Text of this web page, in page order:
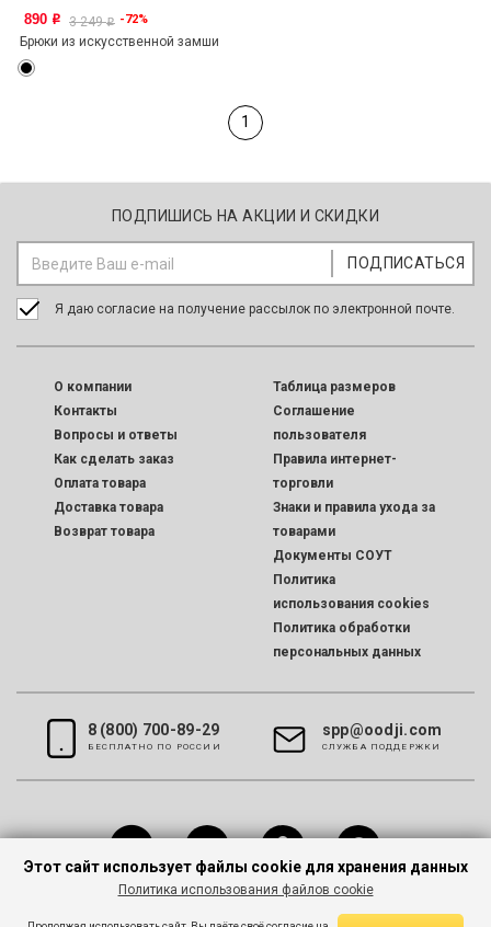
890 o 3 249o -72%
Брюки из искусственной замши
1
ПОДПИШИСЬ НА АКЦИИ И СКИДКИ
Я даю согласие на получение рассылок по электронной почте.
O компании
Контакты
Вопросы и ответы
Как сделать заказ
Оплата товара
Доставка товара
Возврат товара
Таблица размеров
Соглашение
пользователя
Правила интернет-
торговли
Знаки и правила ухода за
товарами
Документы СОУТ
Политика
использования cookies
Политика обработки
персональных данных
8 (800) 700-89-29
БЕСПЛАТНО ПО РОССИИ
spp@oodji.com
CЛУЖБА ПОДДЕРЖКИ
Этот сайт использует файлы cookie для хранения данных
Политика использования файлов cookie